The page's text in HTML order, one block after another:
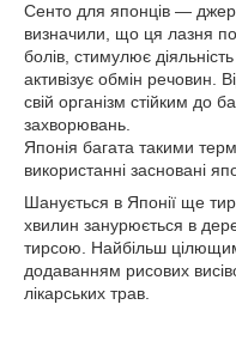
Сенто для японців —
визначили, що ця лазня
болів, стимулює
активізує обмін речовин.
свій організм стійким до
захворювань.
Японія багата такими
використанні засновані
Шанується в Японії ще
хвилин занурюється в
тирсою. Найбільш
додаванням рисових
лікарських трав.